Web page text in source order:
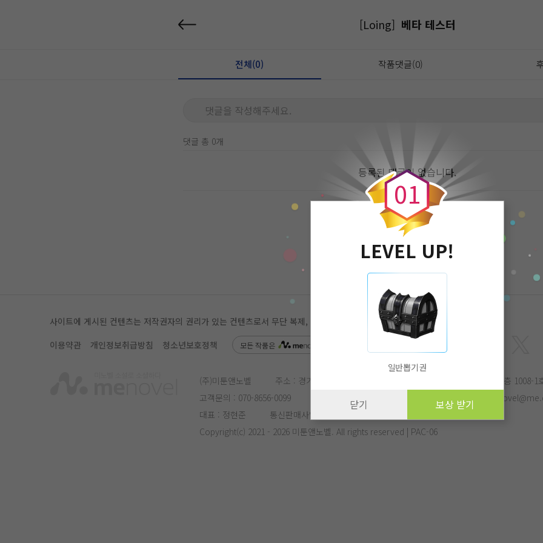
[Loing] 베타 테스터
전체(0) 작품댓글(0)
댓글을 작성해주세요.
댓글 총 0개
등록된 댓글이 없습니다.
0
0
1
LEVEL UP!
일반뽑기권
닫기 보상 받기
사이트에 게시된 컨텐츠는 저작권자의 권리가 있는 컨텐츠로서 무단 복제, 전송, 수정, 배포는 법적 처벌을 받을 수 있습니다.
이용약관
개인정보취급방침 청소년보호정책 모든 작품은
(주)미툰앤노벨 주소 : 경기도 성남시 분당구 삼평동 682번지 유스페이스2 B동 10층 1008-1
고객문의 : 070-8656-0099 menovel@me.co.kr 작가문의 :
대표 : 정현준
통신판매사업자번호 : 제 2017-성남분당-1125호
Copyright(c) 2021 - 2026 미툰앤노벨. All rights reserved | PAC-06